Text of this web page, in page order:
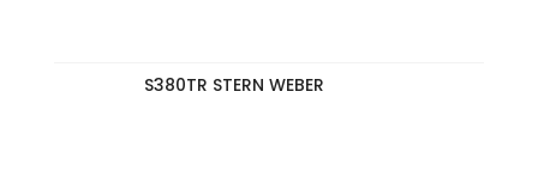
S380TR STERN WEBER